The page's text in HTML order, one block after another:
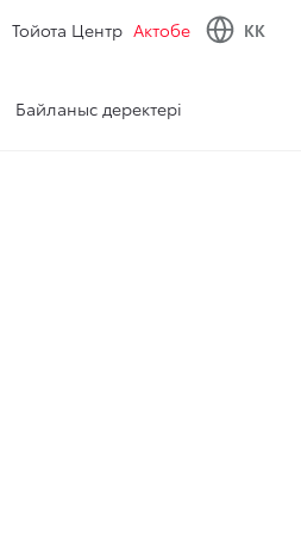
Тойота Центр Актобе KK
Байланыс деректері